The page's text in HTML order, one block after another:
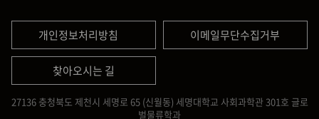
개인정보처리방침 이메일무단수집거부
찾아오시는 길
27136 충청북도 제천시 세명로 65 (신월동) 세명대학교 사회과학관 301호 글로
벌물류학과